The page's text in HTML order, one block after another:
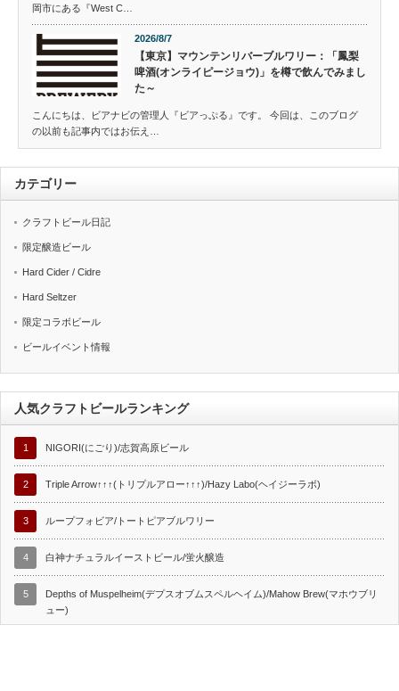
岡市にある『West C…
2026/8/7
【東京】マウンテンリバーブルワリー：「鳳梨
啤酒(オンライピージョウ)」を樽で飲んでみまし
た～
こんにちは、ビアナビの管理人『ビアっぷる』です。 今回は、このブログ
の以前も記事内ではお伝え…
カテゴリー
クラフトビール日記
限定醸造ビール
Hard Cider / Cidre
Hard Seltzer
限定コラボビール
ビールイベント情報
人気クラフトビールランキング
1 NIGORI(にごり)/志賀高原ビール
2 Triple Arrow↑↑↑(トリプルアロー↑↑↑)/Hazy Labo(ヘイジーラボ)
3 ループフォビア/トートピアブルワリー
4 白神ナチュラルイーストビール/蛍火醸造
5
Depths of Muspelheim(デプスオブムスペルヘイム)/Mahow Brew(マホウブリ
ュー)